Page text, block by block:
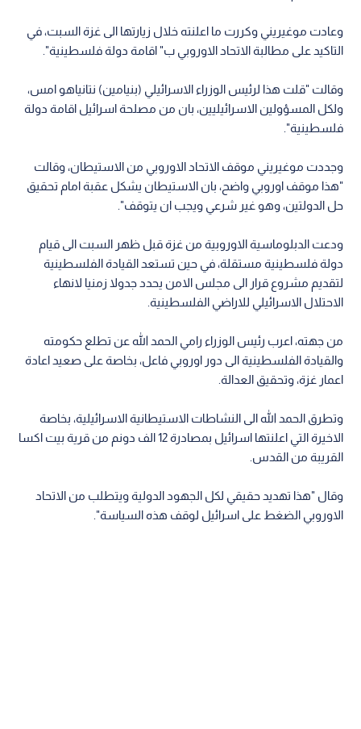
وعادت موغيريني وكررت ما اعلنته خلال زيارتها الى غزة السبت، في
التاكيد على مطالبة الاتحاد الاوروبي ب" اقامة دولة فلسطينية".
وقالت "قلت هذا لرئيس الوزراء الاسرائيلي (بنيامين) نتانياهو امس،
ولكل المسؤولين الاسرائيليين، بان من مصلحة اسرائيل اقامة دولة
فلسطينية".
وجددت موغيريني موقف الاتحاد الاوروبي من الاستيطان، وقالت
"هذا موقف اوروبي واضح، بان الاستيطان يشكل عقبة امام تحقيق
حل الدولتين، وهو غير شرعي ويجب ان يتوقف".
ودعت الدبلوماسية الاوروبية من غزة قبل ظهر السبت الى قيام
دولة فلسطينية مستقلة، في حين تستعد القيادة الفلسطينية
لتقديم مشروع قرار الى مجلس الامن يحدد جدولا زمنيا لانهاء
الاحتلال الاسرائيلي للاراضي الفلسطينية.
من جهته، اعرب رئيس الوزراء رامي الحمد الله عن تطلع حكومته
والقيادة الفلسطينية الى دور اوروبي فاعل، بخاصة على صعيد اعادة
اعمار غزة، وتحقيق العدالة.
وتطرق الحمد الله الى النشاطات الاستيطانية الاسرائيلية، بخاصة
الاخيرة التي اعلنتها اسرائيل بمصادرة 12 الف دونم من قرية بيت اكسا
القريبة من القدس.
وقال "هذا تهديد حقيقي لكل الجهود الدولية ويتطلب من الاتحاد
الاوروبي الضغط على اسرائيل لوقف هذه السياسة".